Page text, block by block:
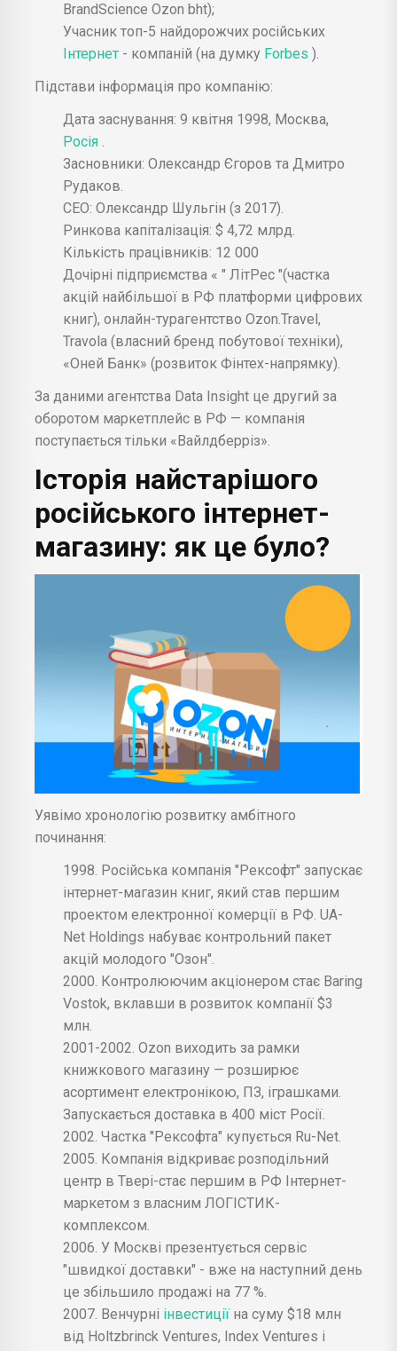
BrandScience Ozon bht);
Учасник топ-5 найдорожчих російських
Інтернет - компаній (на думку Forbes ).
Підстави інформація про компанію:
Дата заснування: 9 квітня 1998, Москва,
Росія .
Засновники: Олександр Єгоров та Дмитро
Рудаков.
СЕО: Олександр Шульгін (з 2017).
Ринкова капіталізація: $ 4,72 млрд.
Кількість працівників: 12 000
Дочірні підприємства « " ЛітРес "(частка
акцій найбільшої в РФ платформи цифрових
книг), онлайн-турагентство Ozon.Travel,
Travola (власний бренд побутової техніки),
«Оней Банк» (розвиток Фінтех-напрямку).
За даними агентства Data Insight це другий за
оборотом маркетплейс в РФ — компанія
поступається тільки «Вайлдберріз».
Історія найстарішого
російського інтернет-
магазину: як це було?
Уявімо хронологію розвитку амбітного
починання:
1998. Російська компанія "Рексофт" запускає
інтернет-магазин книг, який став першим
проектом електронної комерції в РФ. UA-
Net Holdings набуває контрольний пакет
акцій молодого "Озон".
2000. Контролюючим акціонером стає Baring
Vostok, вклавши в розвиток компанії $3
млн.
2001-2002. Ozon виходить за рамки
книжкового магазину — розширює
асортимент електронікою, ПЗ, іграшками.
Запускається доставка в 400 міст Росії.
2002. Частка "Рексофта" купується Ru-Net.
2005. Компанія відкриває розподільний
центр в Твері-стає першим в РФ Інтернет-
маркетом з власним ЛОГІСТИК-
комплексом.
2006. У Москві презентується сервіс
"швидкої доставки" - вже на наступний день
це збільшило продажі на 77 %.
2007. Венчурні інвестиції на суму $18 млн
від Holtzbrinck Ventures, Index Ventures і